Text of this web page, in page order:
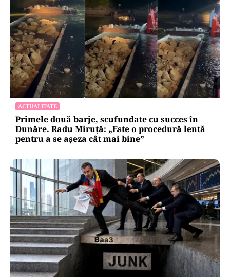
ACTUALITATE
Primele două barje, scufundate cu succes în
Dunăre. Radu Miruță: „Este o procedură lentă
pentru a se așeza cât mai bine”